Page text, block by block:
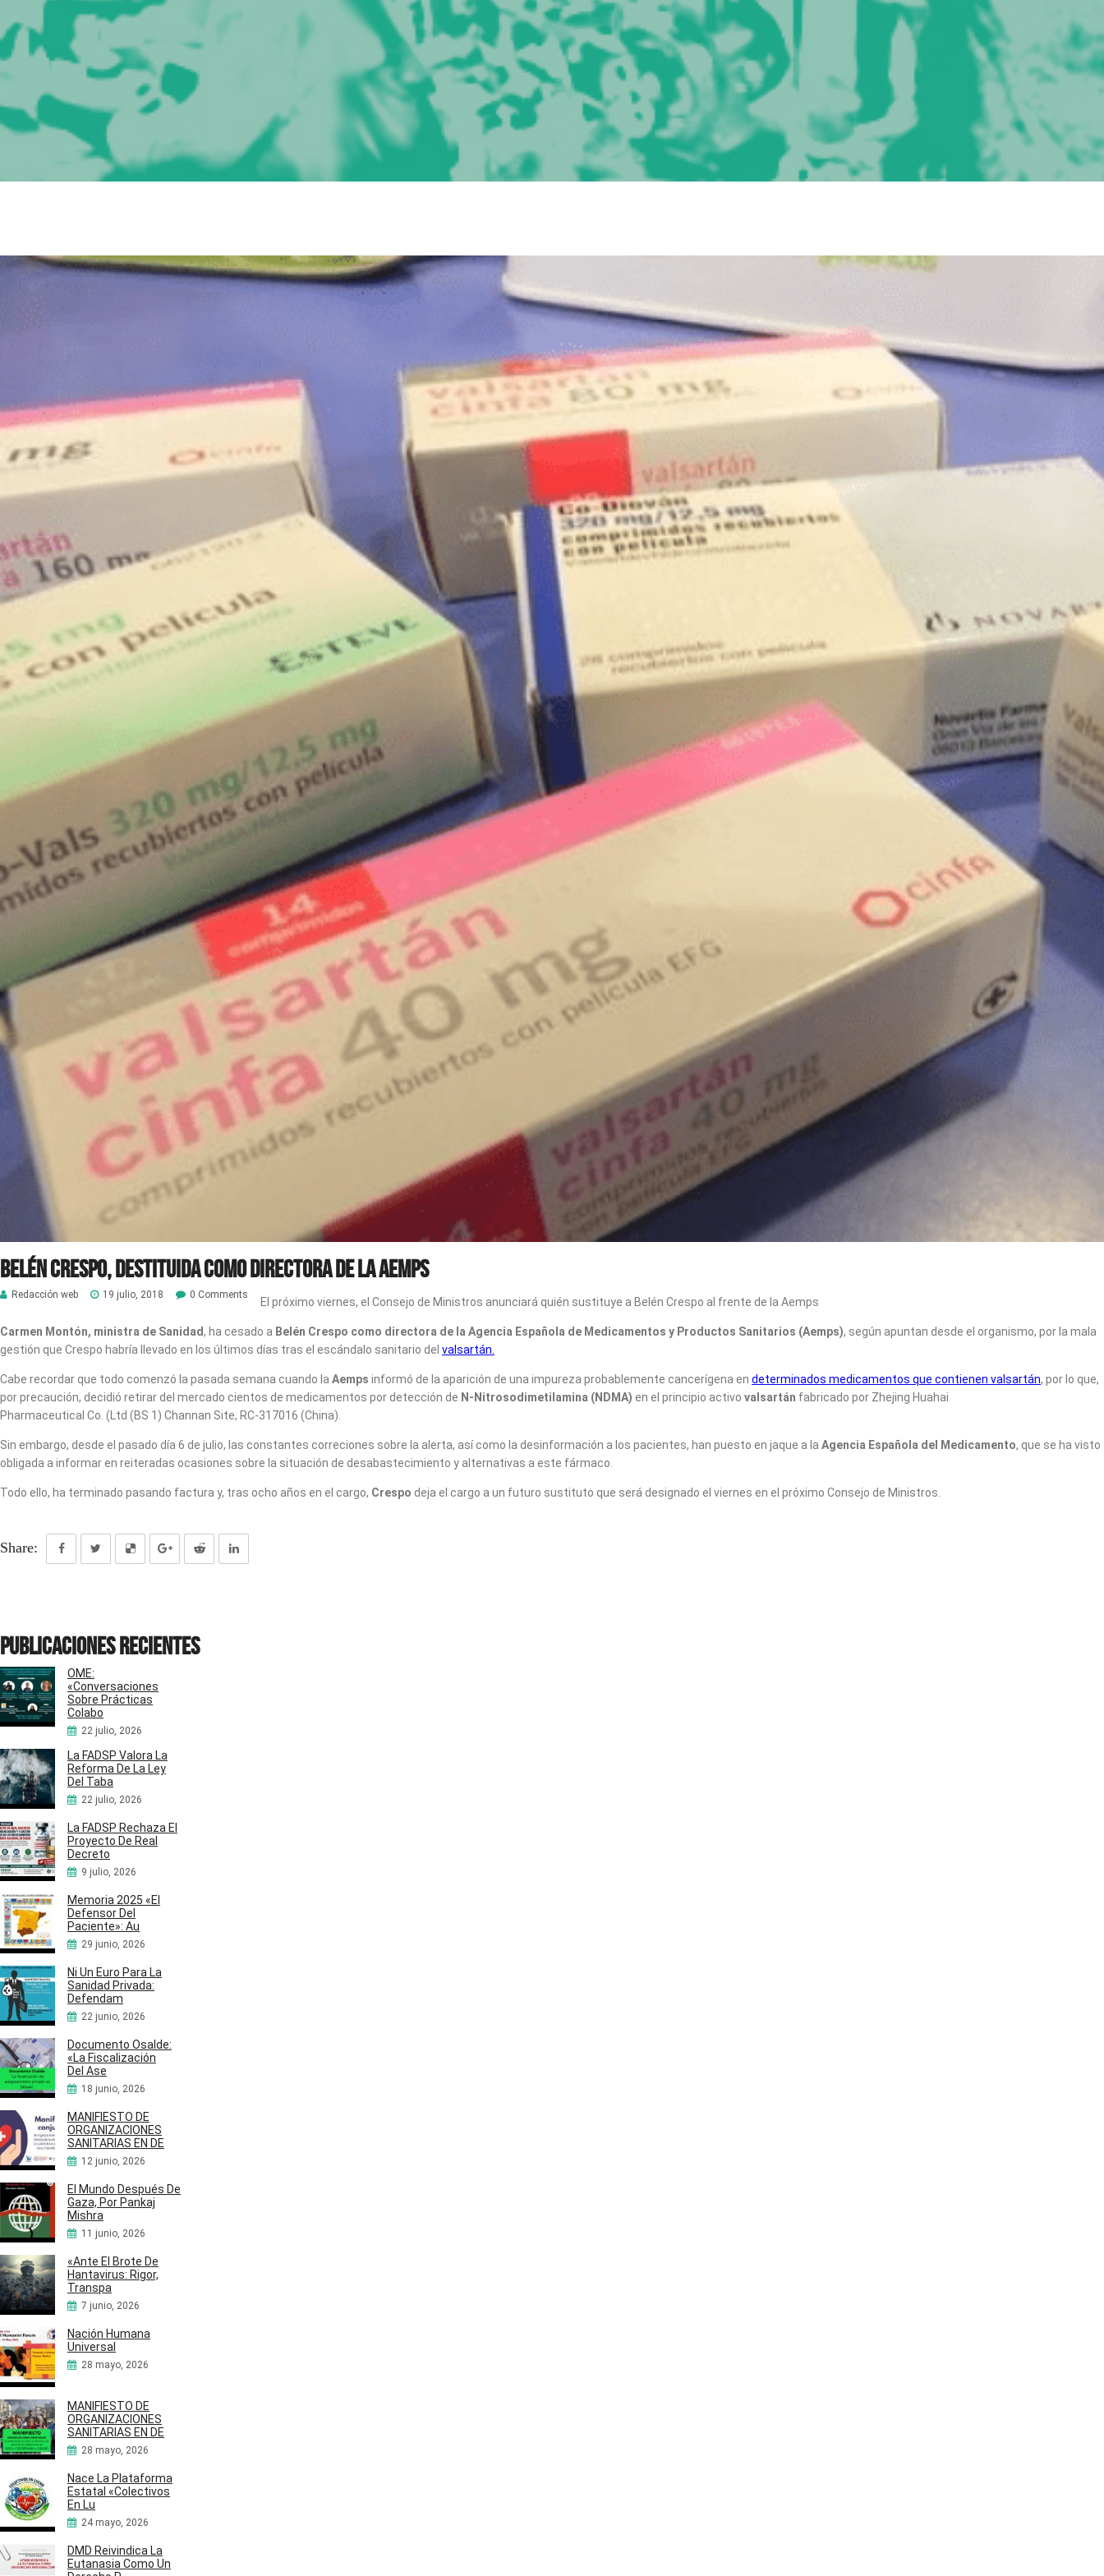
Belén Crespo, destituida como directora de la AEMPS
Redacción web 19 julio, 2018 0 Comments
El próximo viernes, el Consejo de Ministros anunciará quién sustituye a Belén Crespo al frente de la Aemps
Carmen Montón, ministra de Sanidad, ha cesado a Belén Crespo como directora de la Agencia Española de Medicamentos y Productos Sanitarios (Aemps), según apuntan desde el organismo, por la mala
gestión que Crespo habría llevado en los últimos días tras el escándalo sanitario del valsartán.
Cabe recordar que todo comenzó la pasada semana cuando la Aemps informó de la aparición de una impureza probablemente cancerígena en determinados medicamentos que contienen valsartán, por lo que,
por precaución, decidió retirar del mercado cientos de medicamentos por detección de N-Nitrosodimetilamina (NDMA) en el principio activo valsartán fabricado por Zhejing Huahai
Pharmaceutical Co. (Ltd (BS 1) Channan Site, RC-317016 (China).
Sin embargo, desde el pasado día 6 de julio, las constantes correciones sobre la alerta, así como la desinformación a los pacientes, han puesto en jaque a la Agencia Española del Medicamento, que se ha visto
obligada a informar en reiteradas ocasiones sobre la situación de desabastecimiento y alternativas a este fármaco.
Todo ello, ha terminado pasando factura y, tras ocho años en el cargo, Crespo deja el cargo a un futuro sustituto que será designado el viernes en el próximo Consejo de Ministros.
Share:
Publicaciones recientes
OME:
«Conversaciones
Sobre Prácticas
Colabo
22 julio, 2026
La FADSP Valora La
Reforma De La Ley
Del Taba
22 julio, 2026
La FADSP Rechaza El
Proyecto De Real
Decreto
9 julio, 2026
Memoria 2025 «El
Defensor Del
Paciente»: Au
29 junio, 2026
Ni Un Euro Para La
Sanidad Privada:
Defendam
22 junio, 2026
Documento Osalde:
«La Fiscalización
Del Ase
18 junio, 2026
MANIFIESTO DE
ORGANIZACIONES
SANITARIAS EN DE
12 junio, 2026
El Mundo Después De
Gaza, Por Pankaj
Mishra
11 junio, 2026
«Ante El Brote De
Hantavirus: Rigor,
Transpa
7 junio, 2026
Nación Humana
Universal
28 mayo, 2026
MANIFIESTO DE
ORGANIZACIONES
SANITARIAS EN DE
28 mayo, 2026
Nace La Plataforma
Estatal «Colectivos
En Lu
24 mayo, 2026
DMD Reivindica La
Eutanasia Como Un